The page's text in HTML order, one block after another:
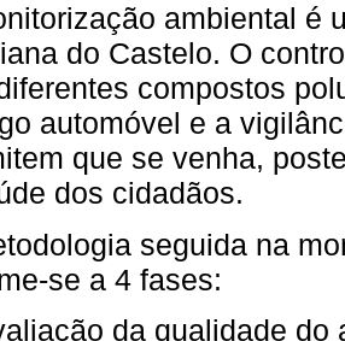
ambiental é
do Castelo. O
compostos
automóvel e a
que se venha,
dos cidadãos.
seguida na
se a 4 fases:
da qualidade